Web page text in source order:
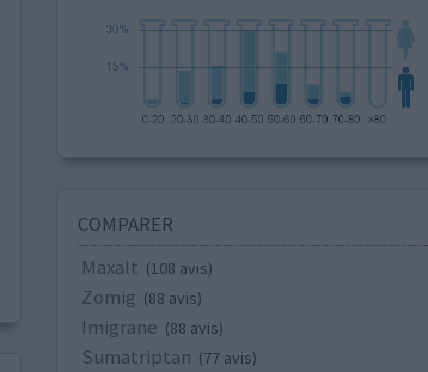
COMPARER
Maxalt (108 avis)
Zomig (88 avis)
Imigrane (88 avis)
Sumatriptan (77 avis)